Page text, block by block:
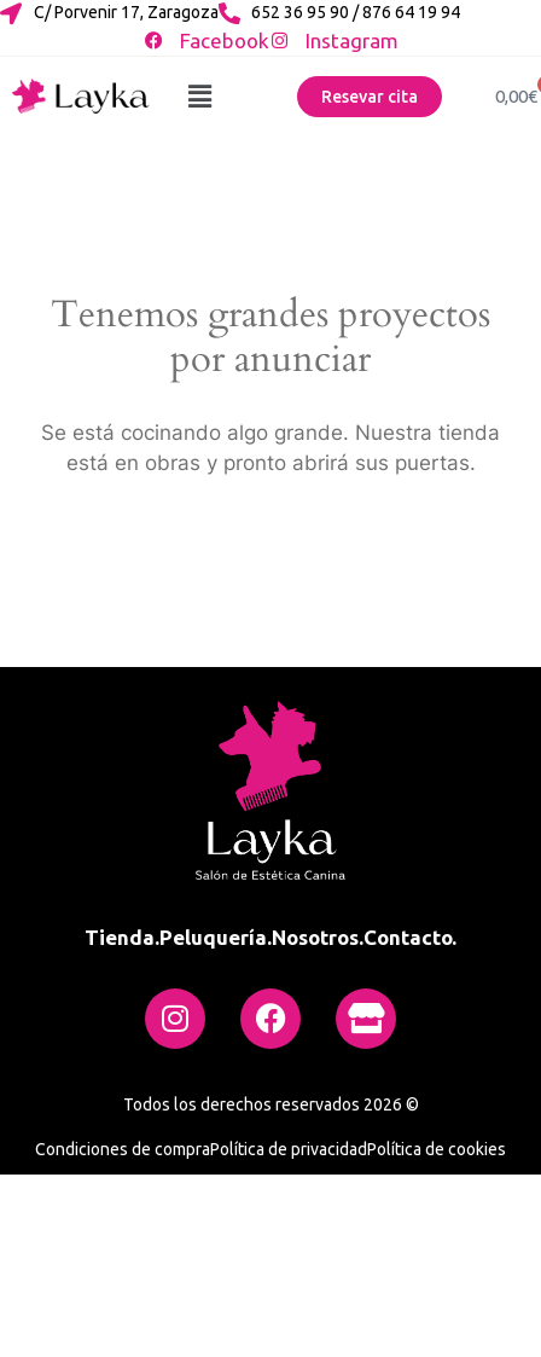
C/ Porvenir 17, Zaragoza 652 36 95 90 / 876 64 19 94
Facebook Instagram
Resevar cita 0,00€
Tenemos grandes proyectos
por anunciar
Se está cocinando algo grande. Nuestra tienda
está en obras y pronto abrirá sus puertas.
Tienda.Peluquería.Nosotros.Contacto.
Todos los derechos reservados 2026 ©
Condiciones de compraPolítica de privacidadPolítica de cookies